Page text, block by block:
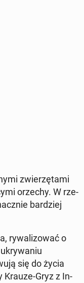
zwie­rzę­ta­mi
orzechy. W rze­
bar­dziej
ry­wa­li­zo­wać o
się do życia
Krauze-Gryz z In­